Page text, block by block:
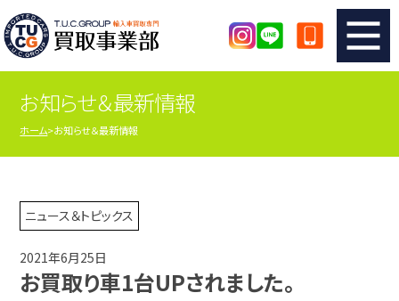
TUCのカンタン査定
査定の注意事項 メーカー別査定フォーム
TUCの買取実績
店舗紹介
お知らせ＆最新情報
ホーム お知らせ＆最新情報
ニュース＆トピックス
2021年6月25日
お買取り車1台UPされました。